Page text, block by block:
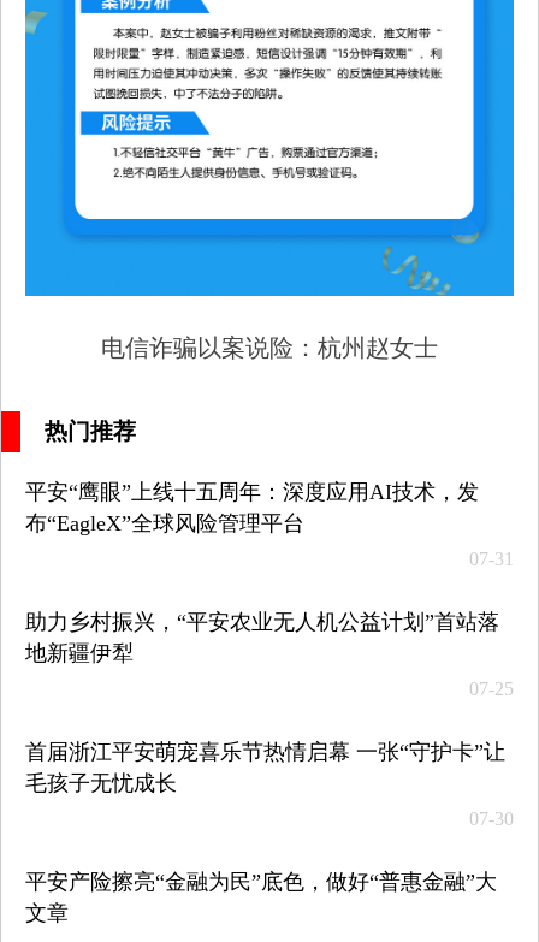
电信诈骗以案说险：杭州赵女士
热门推荐
平安“鹰眼”上线十五周年：深度应用AI技术，发
布“EagleX”全球风险管理平台
07-31
助力乡村振兴，“平安农业无人机公益计划”首站落
地新疆伊犁
07-25
首届浙江平安萌宠喜乐节热情启幕 一张“守护卡”让
毛孩子无忧成长
07-30
平安产险擦亮“金融为民”底色，做好“普惠金融”大
文章